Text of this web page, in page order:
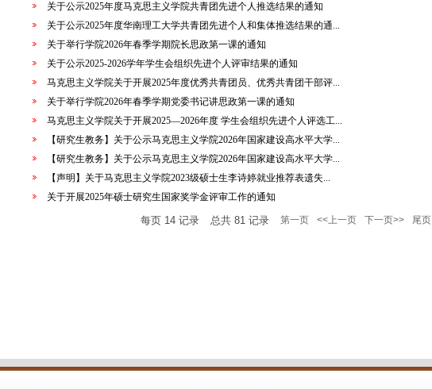
关于公示2025年度马克思主义学院共青团先进个人推选结果的通知
关于公示2025年度华南理工大学共青团先进个人和集体推选结果的通...
关于举行学院2026年春季学期院长思政第一课的通知
关于公示2025-2026学年学生会组织先进个人评审结果的通知
马克思主义学院关于开展2025年度优秀共青团员、优秀共青团干部评...
关于举行学院2026年春季学期党委书记讲思政第一课的通知
马克思主义学院关于开展2025—2026年度 学生会组织先进个人评选工...
【研究生教务】关于公示马克思主义学院2026年国家建设高水平大学...
【研究生教务】关于公示马克思主义学院2026年国家建设高水平大学...
​【声明】关于马克思主义学院2023级硕士生李诗婷就业推荐表遗失...
关于开展2025年硕士研究生国家奖学金评审工作的通知
每页 14 记录 总共 81 记录 第一页 <<上一页 下一页>> 尾页